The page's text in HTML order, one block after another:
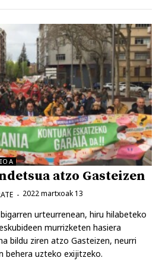
atzo Gasteizen
2022 martxoak 13
urteurrenean, hiru hilabeteko
murrizketen hasiera
bildu ziren atzo Gasteizen, neurri
behera uzteko exijitzeko.